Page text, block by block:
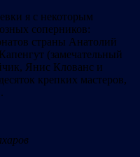
я с некоторым
соперников:
страны Анатолий
(замечательный
Янис Клованс и
крепких мастеров,